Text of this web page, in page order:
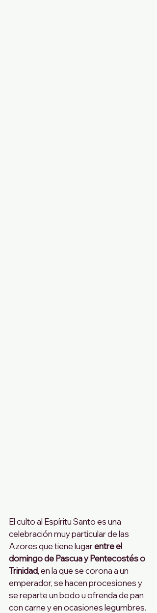
El culto al Espíritu Santo es una
celebración muy particular de las
Azores que tiene lugar entre el
domingo de Pascua y Pentecostés o
Trinidad, en la que se corona a un
emperador, se hacen procesiones y
se reparte un bodo u ofrenda de pan
con carne y en ocasiones legumbres.